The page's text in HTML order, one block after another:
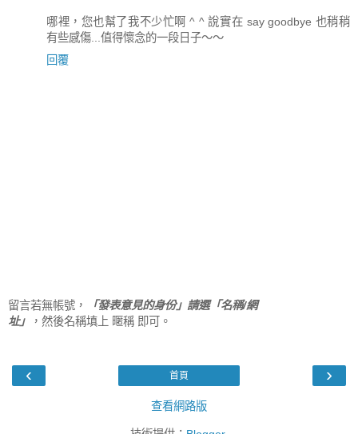
哪裡，您也幫了我不少忙啊 ^ ^ 說實在 say goodbye 也稍稍
有些感傷...值得懷念的一段日子～～
回覆
留言若無帳號，
「發表意見的身份」請選「名稱/網
址」
，然後名稱填上 暱稱 即可。
‹ ›
首頁
查看網路版